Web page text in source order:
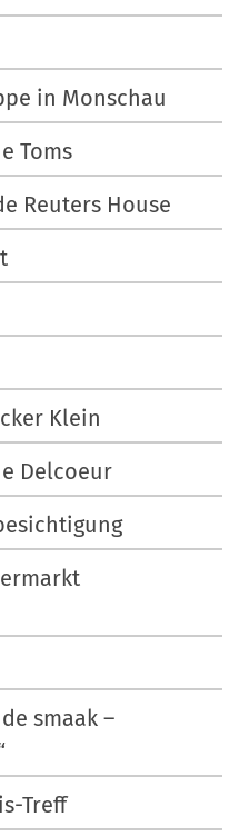
in Monschau
Toms
Reuters House
Klein
Delcoeur
smaak –
Treff